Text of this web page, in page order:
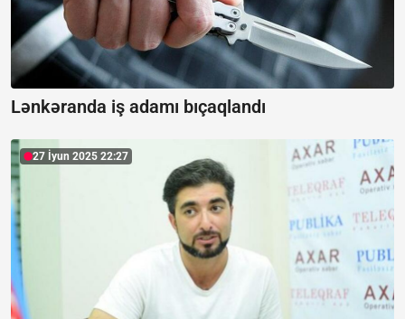
Lənkəranda iş adamı bıçaqlandı
27 İyun 2025 22:27